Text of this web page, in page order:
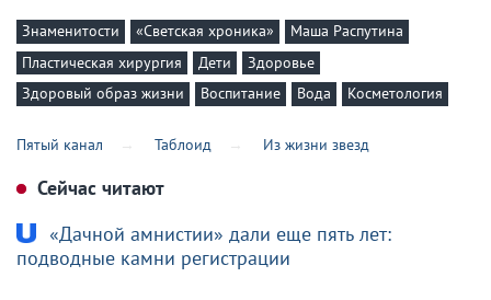
Знаменитости «Светская хроника»
Маша Распутина
Пластическая хирургия
Дети
Здоровье
Здоровый образ жизни
Воспитание Вода Косметология
Пятый канал Таблоид Из жизни звезд
Сейчас читают
«Дачной амнистии» дали еще пять лет:
подводные камни регистрации